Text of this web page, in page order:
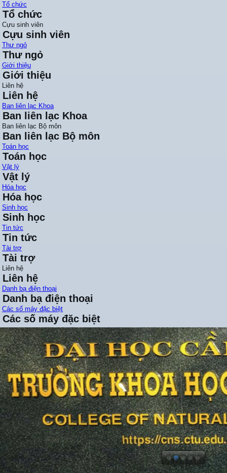
Tổ chức
Tổ chức
Cựu sinh viên
Cựu sinh viên
Thư ngỏ
Thư ngỏ
Giới thiệu
Giới thiệu
Liên hệ
Liên hệ
Ban liên lạc Khoa
Ban liên lạc Khoa
Ban liên lạc Bộ môn
Ban liên lạc Bộ môn
Toán học
Toán học
Vật lý
Vật lý
Hóa học
Hóa học
Sinh học
Sinh học
Tin tức
Tin tức
Tài trợ
Tài trợ
Liên hệ
Liên hệ
Danh bạ điện thoại
Danh bạ điện thoại
Các số máy đặc biệt
Các số máy đặc biệt